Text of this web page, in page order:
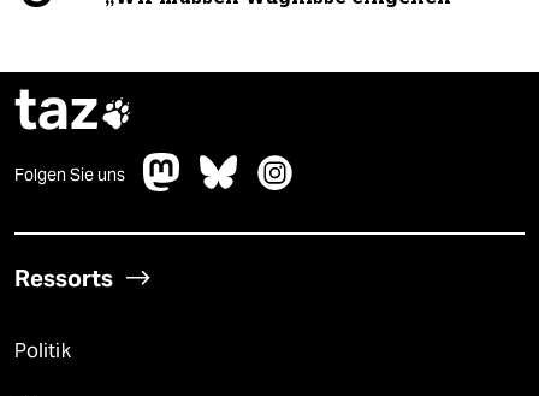
taz
Folgen Sie uns
Ressorts
Politik